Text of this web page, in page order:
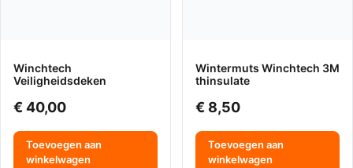
Winchtech
Veiligheidsdeken
€40,00
Toevoegen aan
winkelwagen
Wintermuts Winchtech 3M
thinsulate
€ 8,50
Toevoegen aan
winkelwagen